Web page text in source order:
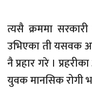
त्यसै क्रममा
उभिएका ती यसवक
नै प्रहार गरे ।
युवक मानसिक रोगी